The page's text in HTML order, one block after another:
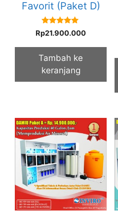
Favorit (Paket D)
5.00
out of 5
Rp21.900.000
Tambah ke
keranjang